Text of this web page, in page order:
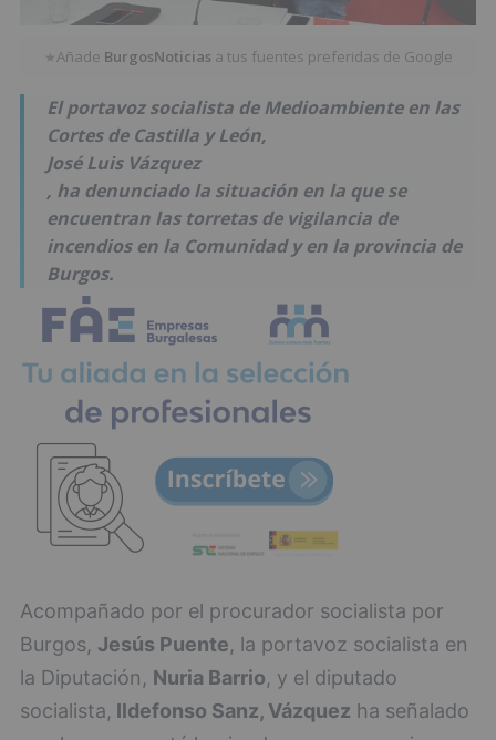
★Añade BurgosNoticias a tus fuentes preferidas de Google
El portavoz socialista de Medioambiente en las
Cortes de Castilla y León,
José Luis Vázquez
, ha denunciado la situación en la que se
encuentran las torretas de vigilancia de
incendios en la Comunidad y en la provincia de
Burgos.
Acompañado por el procurador socialista por
Burgos, Jesús Puente, la portavoz socialista en
la Diputación, Nuria Barrio, y el diputado
socialista, Ildefonso Sanz, Vázquez ha señalado